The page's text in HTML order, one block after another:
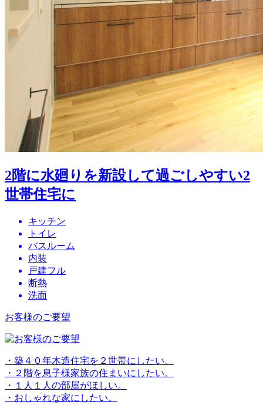
2階に水廻りを新設して過ごしやすい2
世帯住宅に
キッチン
トイレ
バスルーム
内装
戸建フル
断熱
洗面
お客様のご要望
・築４０年木造住宅を２世帯にしたい。
・２階を息子様家族の住まいにしたい。
・１人１人の部屋がほしい。
・おしゃれな家にしたい。